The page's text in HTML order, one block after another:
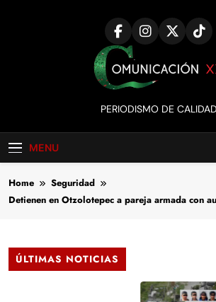
PERIODISMO DE CALIDAD
MENU
Home
Seguridad
Detienen en Otzolotepec a pareja armada con
ÚLTIMAS NOTICIAS